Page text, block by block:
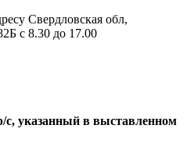
Свердловская обл,
с 8.30 до 17.00
с, указанный в выставленном